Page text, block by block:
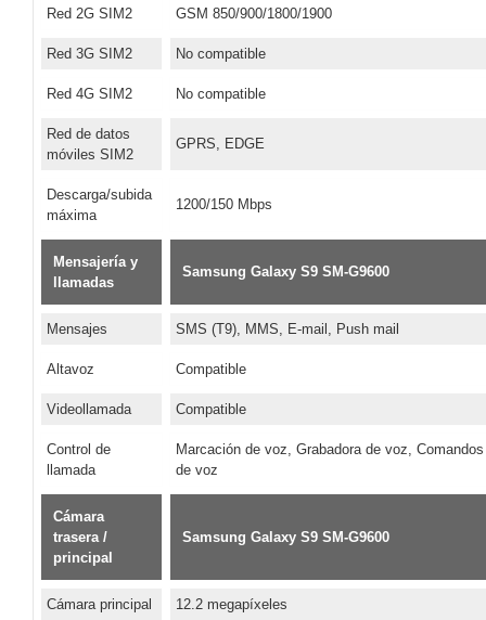
Red 2G SIM2 GSM 850/900/1800/1900
Red 3G SIM2 No compatible
Red 4G SIM2 No compatible
Red de datos
móviles SIM2
GPRS, EDGE
Descarga/subida
máxima
1200/150 Mbps
Mensajería y
llamadas
Samsung Galaxy S9 SM-G9600
Mensajes SMS (T9), MMS, E-mail, Push mail
Altavoz Compatible
Videollamada Compatible
Control de
llamada
Marcación de voz, Grabadora de voz, Comandos
de voz
Cámara
trasera /
principal
Samsung Galaxy S9 SM-G9600
Cámara principal 12.2 megapíxeles